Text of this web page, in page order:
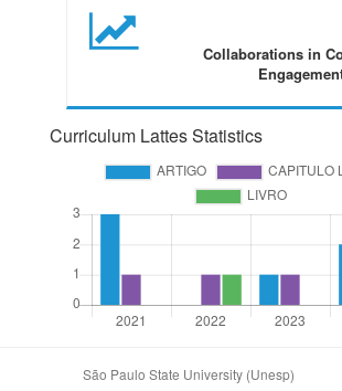
Collaborations in
Curriculum Lattes Statistics
São Paulo State University (Unesp)